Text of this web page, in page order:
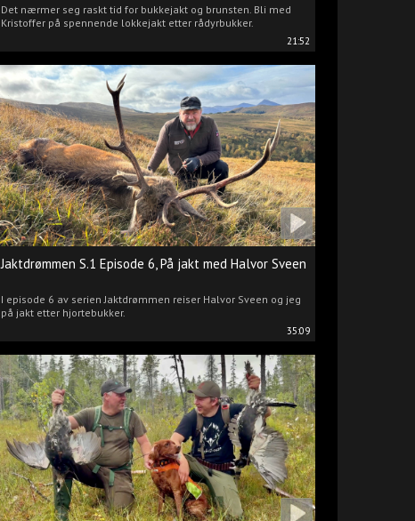
21:52
Det nærmer seg raskt tid for bukkejakt og brunsten. Bli med
Kristoffer på spennende lokkejakt etter rådyrbukker.
35:09
Jaktdrømmen S.1 Episode 6, På jakt med Halvor Sveen
I episode 6 av serien Jaktdrømmen reiser Halvor Sveen og jeg
på jakt etter hjortebukker.